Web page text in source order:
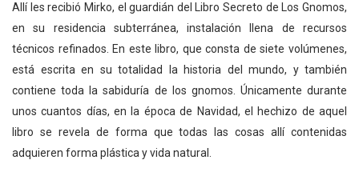
Allí les recibió Mirko, el guardián del Libro Secreto de Los Gnomos,
en su residencia subterránea, instalación llena de recursos
técnicos refinados. En este libro, que consta de siete volúmenes,
está escrita en su totalidad la historia del mundo, y también
contiene toda la sabiduría de los gnomos. Únicamente durante
unos cuantos días, en la época de Navidad, el hechizo de aquel
libro se revela de forma que todas las cosas allí contenidas
adquieren forma plástica y vida natural.